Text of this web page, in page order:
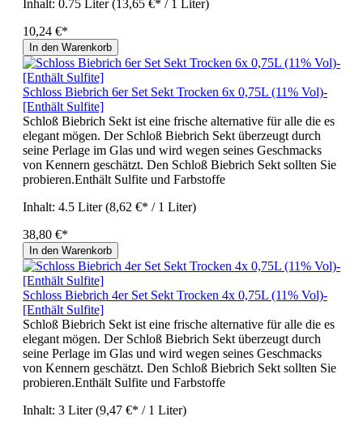
Inhalt: 0.75 Liter(13,65 €* / 1 Liter)
10,24 €*
In den Warenkorb
Schloss Biebrich 6er Set Sekt Trocken 6x 0,75L (11% Vol)-
[Enthält Sulfite]
Schloß Biebrich Sekt ist eine frische alternative für alle die es
elegant mögen. Der Schloß Biebrich Sekt überzeugt durch
seine Perlage im Glas und wird wegen seines Geschmacks
von Kennern geschätzt. Den Schloß Biebrich Sekt sollten Sie
probieren.Enthält Sulfite und Farbstoffe
Inhalt: 4.5 Liter(8,62 €* / 1 Liter)
38,80 €*
In den Warenkorb
Schloss Biebrich 4er Set Sekt Trocken 4x 0,75L (11% Vol)-
[Enthält Sulfite]
Schloß Biebrich Sekt ist eine frische alternative für alle die es
elegant mögen. Der Schloß Biebrich Sekt überzeugt durch
seine Perlage im Glas und wird wegen seines Geschmacks
von Kennern geschätzt. Den Schloß Biebrich Sekt sollten Sie
probieren.Enthält Sulfite und Farbstoffe
Inhalt: 3 Liter(9,47 €* / 1 Liter)